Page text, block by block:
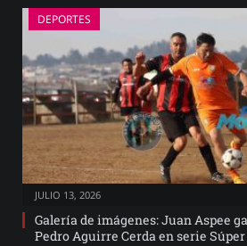
DEPORTES
JULIO 13, 2026
Galería de imágenes: Juan Aspee
Pedro Aguirre Cerda en serie